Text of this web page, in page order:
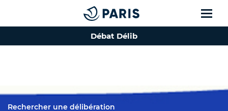
Top of the page
Débat Délib
Rechercher une délibération